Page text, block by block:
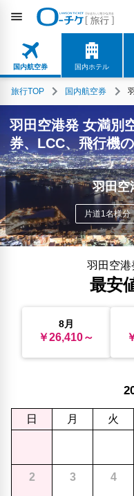
国内航空券 国内ホテル
旅行TOP 国内航空券
羽田空港発 女満別
券、LCC、飛行機
羽田
片道1名様分
羽田空港
最安
8月
￥26,410～
日 月 火
2 3 4